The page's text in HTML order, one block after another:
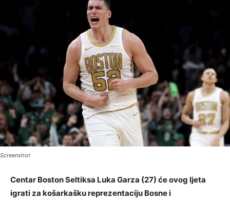
Screenshot
Centar Boston Seltiksa Luka Garza (27) će ovog ljeta
igrati za košarkašku reprezentaciju Bosne i